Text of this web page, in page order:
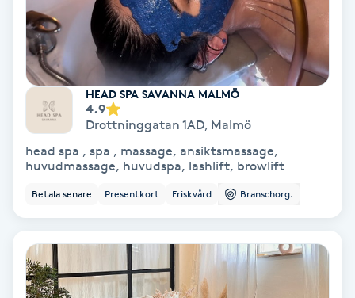
Hyperhidros
Hypnos
Hårborttagning
Hårbottenbehandling
Hårförlängning
Hälsa
HEAD SPA SAVANNA MALMÖ
4.9
Drottninggatan 1AD, Malmö
head spa , spa , massage, ansiktsmassage,
huvudmassage, huvudspa, lashlift, browlift
Betala senare Presentkort Friskvård Branschorg.